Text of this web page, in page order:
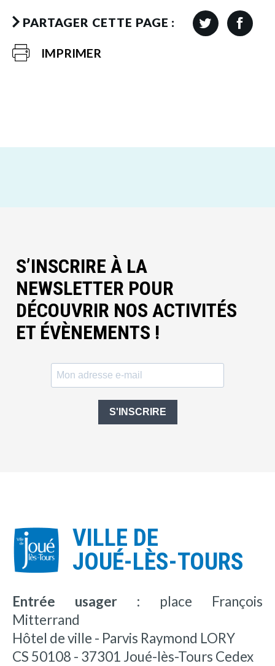
PARTAGER CETTE PAGE :
IMPRIMER
S’INSCRIRE À LA
NEWSLETTER POUR
DÉCOUVRIR NOS ACTIVITÉS
ET ÉVÈNEMENTS !
S'INSCRIRE
VILLE DE
JOUÉ-LÈS-TOURS
Entrée usager : place François
Mitterrand
Hôtel de ville - Parvis Raymond LORY
CS 50108 - 37301 Joué-lès-Tours Cedex